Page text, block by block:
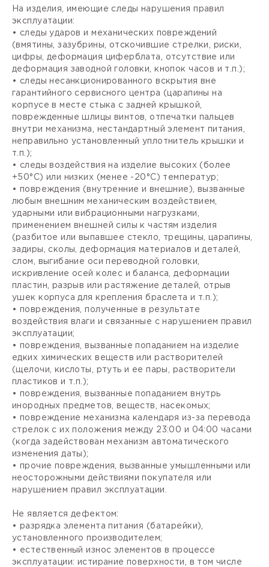
На изделия, имеющие следы нарушения правил
эксплуатации:
• следы ударов и механических повреждений
(вмятины, зазубрины, отскочившие стрелки, риски,
цифры, деформация циферблата, отсутствие или
деформация заводной головки, кнопок часов и т.п.);
• следы несанкционированного вскрытия вне
гарантийного сервисного центра (царапины на
корпусе в месте стыка с задней крышкой,
поврежденные шлицы винтов, отпечатки пальцев
внутри механизма, нестандартный элемент питания,
неправильно установленный уплотнитель крышки и
т.п.);
• следы воздействия на изделие высоких (более
+50°С) или низких (менее -20°С) температур;
• повреждения (внутренние и внешние), вызванные
любым внешним механическим воздействием,
ударными или вибрационными нагрузками,
применением внешней силы к частям изделия
(разбитое или выпавшее стекло, трещины, царапины,
задиры, сколы, деформация материалов и деталей,
слом, выгибание оси переводной головки,
искривление осей колес и баланса, деформации
пластин, разрыв или растяжение деталей, отрыв
ушек корпуса для крепления браслета и т.п.);
• повреждения, полученные в результате
воздействия влаги и связанные с нарушением правил
эксплуатации;
• повреждения, вызванные попаданием на изделие
едких химических веществ или растворителей
(щелочи, кислоты, ртуть и ее пары, растворители
пластиков и т.п.);
• повреждения, вызванные попаданием внутрь
инородных предметов, веществ, насекомых;
• повреждение механизма календаря из-за перевода
стрелок с их положения между 23:00 и 04:00 часами
(когда задействован механизм автоматического
изменения даты);
• прочие повреждения, вызванные умышленными или
неосторожными действиями покупателя или
нарушением правил эксплуатации.
Не является дефектом:
• разрядка элемента питания (батарейки),
установленного производителем;
• естественный износ элементов в процессе
эксплуатации: истирание поверхности, в том числе